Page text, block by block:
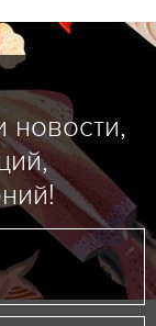
новости,